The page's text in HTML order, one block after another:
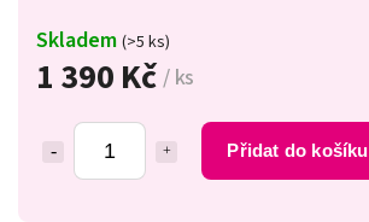
1 390 Kč/ ks
Přidat do košíku
Skladem (>5 ks)